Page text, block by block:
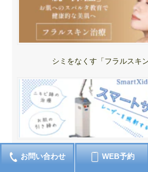
シミをなくす「フラルスキ
スマートサイドドット
お問い合わせ WEB予約